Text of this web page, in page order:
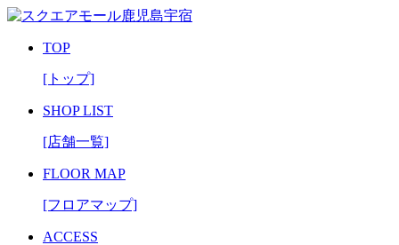
TOP
[トップ]
SHOP LIST
[店舗一覧]
FLOOR MAP
[フロアマップ]
ACCESS